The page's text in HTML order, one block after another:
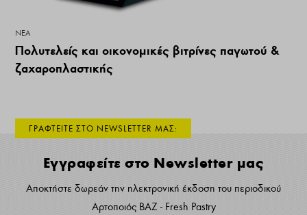
ΝΕΑ
Πολυτελείς και οικονομικές βιτρίνες παγωτού &
ζαχαροπλαστικής
ΓΡΑΦΤΕΙΤΕ ΣΤΟ NEWSLETTER ΜΑΣ:
Εγγραφείτε στο Newsletter μας
Αποκτήστε δωρεάν την ηλεκτρονική έκδοση του περιοδικού
Αρτοποιός ΒΑΖ - Fresh Pastry